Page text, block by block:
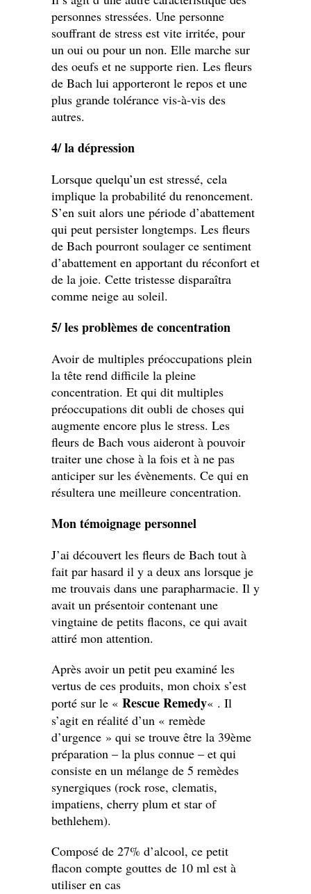
personnes stressées. Une personne
souffrant de stress est vite irritée, pour
un oui ou pour un non. Elle marche sur
des oeufs et ne supporte rien. Les fleurs
de Bach lui apporteront le repos et une
plus grande tolérance vis-à-vis des
autres.
4/ la dépression
Lorsque quelqu’un est stressé, cela
implique la probabilité du renoncement.
S’en suit alors une période d’abattement
qui peut persister longtemps. Les fleurs
de Bach pourront soulager ce sentiment
d’abattement en apportant du réconfort et
de la joie. Cette tristesse disparaîtra
comme neige au soleil.
5/ les problèmes de concentration
Avoir de multiples préoccupations plein
la tête rend difficile la pleine
concentration. Et qui dit multiples
préoccupations dit oubli de choses qui
augmente encore plus le stress. Les
fleurs de Bach vous aideront à pouvoir
traiter une chose à la fois et à ne pas
anticiper sur les évènements. Ce qui en
résultera une meilleure concentration.
Mon témoignage personnel
J’ai découvert les fleurs de Bach tout à
fait par hasard il y a deux ans lorsque je
me trouvais dans une parapharmacie. Il y
avait un présentoir contenant une
vingtaine de petits flacons, ce qui avait
attiré mon attention.
Après avoir un petit peu examiné les
vertus de ces produits, mon choix s’est
porté sur le « Rescue Remedy« . Il
s’agit en réalité d’un « remède
d’urgence » qui se trouve être la 39ème
préparation – la plus connue – et qui
consiste en un mélange de 5 remèdes
synergiques (rock rose, clematis,
impatiens, cherry plum et star of
bethlehem).
Composé de 27% d’alcool, ce petit
flacon compte gouttes de 10 ml est à
utiliser en cas